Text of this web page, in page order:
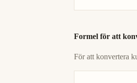
Formel för att
För att konvertera